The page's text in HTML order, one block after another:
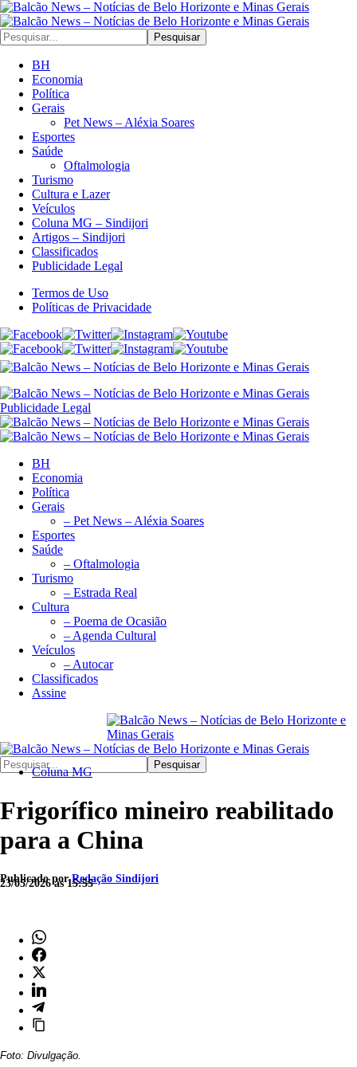
Pesquisar
BH
Economia
Política
Gerais
Pet News – Aléxia Soares
Esportes
Saúde
Oftalmologia
Turismo
Cultura e Lazer
Veículos
Coluna MG – Sindijori
Artigos – Sindijori
Classificados
Publicidade Legal
Termos de Uso
Políticas de Privacidade
Publicidade Legal
BH
Economia
Política
Gerais
– Pet News – Aléxia Soares
Esportes
Saúde
– Oftalmologia
Turismo
– Estrada Real
Cultura
– Poema de Ocasião
– Agenda Cultural
Veículos
– Autocar
Classificados
Assine
Pesquisar
Coluna MG
Frigorífico mineiro reabilitado
para a China
Publicado porRedação Sindijori
23/05/2026 às 15:55
Foto: Divulgação.